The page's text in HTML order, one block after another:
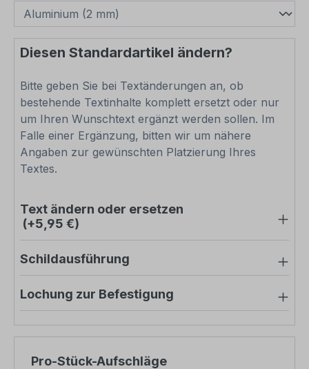
Diesen Standardartikel ändern?
Bitte geben Sie bei Textänderungen an, ob
bestehende Textinhalte komplett ersetzt oder nur
um Ihren Wunschtext ergänzt werden sollen. Im
Falle einer Ergänzung, bitten wir um nähere
Angaben zur gewünschten Platzierung Ihres
Textes.
Text ändern oder ersetzen
(+5,95 €)
Schildausführung
Lochung zur Befestigung
Pro-Stück-Aufschläge